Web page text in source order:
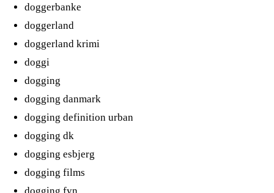
doggerbanke
doggerland
doggerland krimi
doggi
dogging
dogging danmark
dogging definition urban
dogging dk
dogging esbjerg
dogging films
dogging fyn